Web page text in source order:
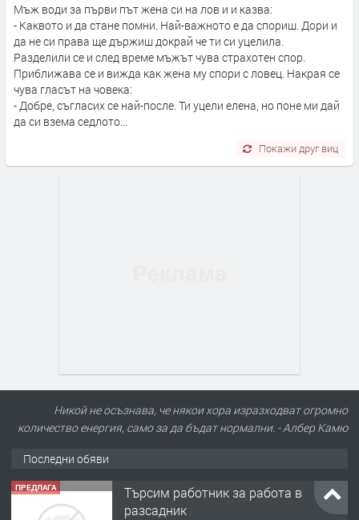
Мъж води за първи път жена си на лов и и казва:
- Каквото и да стане помни. Най-важното е да спориш. Дори и
да не си права ще държиш докрай че ти си уцелила.
Разделили се и след време мъжът чува страхотен спор.
Приближава се и вижда как жена му спори с ловец. Накрая се
чува гласът на човека:
- Добре, съгласих се най-после. Ти уцели елена, но поне ми дай
да си взема седлото...
Покажи друг виц
Никой не осъзнава, че някои хора изразходват огромно
количество енергия, само за да бъдат нормални. - Албер Камю
Последни обяви
ПРЕДЛАГА
Търсим работник за работа в
разсадник